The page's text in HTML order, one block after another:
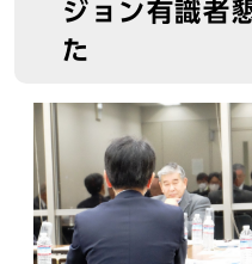
ジョン有識者
た